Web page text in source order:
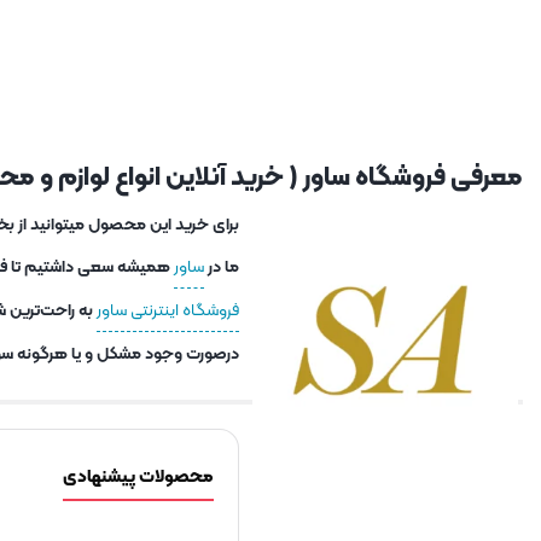
معرفی فروشگاه ساور ( خرید آنلاین انواع لوازم و
برای خرید این محصول میتوانید از
ما درساورهمیشه سعی داشتیم تا
فروشگاه اینترنتی ساوربه راحت‌ترین
درصورت وجود مشکل و یا هرگونه
محصولات پیشنهادی